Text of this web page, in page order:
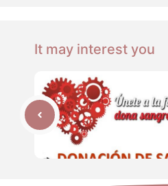
It may interest you